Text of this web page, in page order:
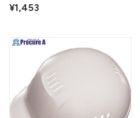
9882
¥1,453